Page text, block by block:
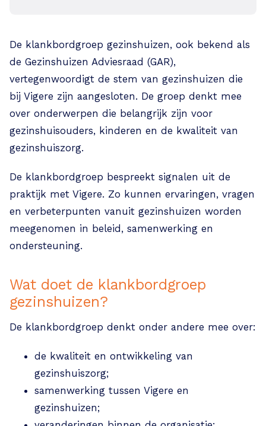
De klankbordgroep gezinshuizen, ook bekend als
de Gezinshuizen Adviesraad (GAR),
vertegenwoordigt de stem van gezinshuizen die
bij Vigere zijn aangesloten. De groep denkt mee
over onderwerpen die belangrijk zijn voor
gezinshuisouders, kinderen en de kwaliteit van
gezinshuiszorg.
De klankbordgroep bespreekt signalen uit de
praktijk met Vigere. Zo kunnen ervaringen, vragen
en verbeterpunten vanuit gezinshuizen worden
meegenomen in beleid, samenwerking en
ondersteuning.
Wat doet de klankbordgroep
gezinshuizen?
De klankbordgroep denkt onder andere mee over:
de kwaliteit en ontwikkeling van
gezinshuiszorg;
samenwerking tussen Vigere en
gezinshuizen;